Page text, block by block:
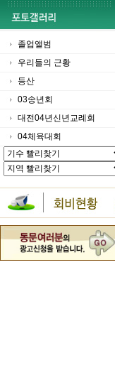
졸업앨범
우리들의 근황
등산
03송년회
대전04년신년교례회
04체육대회